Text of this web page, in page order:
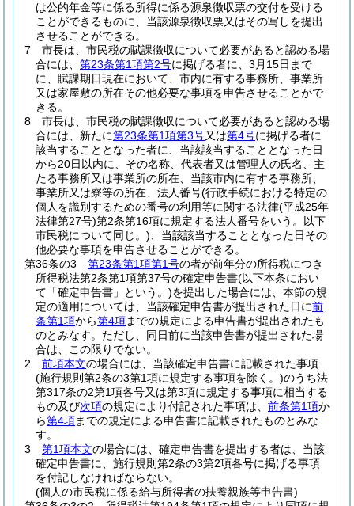
は公的年金等に係る所得に係る源泉徴収票の交付を受ける
ことができるものに、当該源泉徴収票又はその写しを提出
させることができる。
7
市長は、市民税の賦課徴収について必要があると認める場
合には、 第23条第1項第2号に掲げる者に、3月15日まで
に、賦課期日現在において、市内に有する事務所、事業所
又は家屋敷の所在その他必要な事項を申告させることがで
きる。
8
市長は、市民税の賦課徴収について必要があると認める場
合には、新たに第23条第1項第3号又は第4号に掲げる者に
該当することとなった者に、当該該当することとなった日
から20日以内に、その名称、代表者又は管理人の氏名、主
たる事務所又は事業所の所在、当該市内に有する事務所、
事業所又は寮等の所在、法人番号(行政手続における特定の
個人を識別するための番号の利用等に関する法律(平成25年
法律第27号)第2条第16項に規定する法人番号をいう。以下
市民税について同じ。) 、当該該当することとなった日その
他必要な事項を申告させることができる。
第36条の3
第23条第1項第1号の者が前年分の所得税につき
所得税法第2条第1項第37号の確定申告書(以下本条におい
て「確定申告書」という。)を提出した場合には、本節の規
定の適用については、当該確定申告書が提出された日に前
条第1項から第4項までの規定による申告書が提出されたも
のとみなす。 ただし、同日前に当該申告書が提出された場
合は、この限りでない。
2
前項本文の場合には、当該確定申告書に記載された事項
(施行規則第2条の3第1項に規定する事項を除く。)のうち法
第317条の2第1項各号又は第3項に規定する事項に相当する
もの及び次項の規定により付記された事項は、 前条第1項か
ら第4項までの規定による申告書に記載されたものとみな
す。
3
第1項本文の場合には、確定申告書を提出する者は、当該
確定申告書に、施行規則第2条の3第2項各号に掲げる事項
を付記しなければならない。
(個人の市民税に係る給与所得者の扶養親族等申告書)